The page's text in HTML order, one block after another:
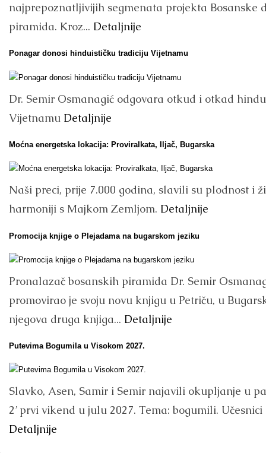
najprepoznatljivijih segmenata projekta Bosanske
piramida. Kroz... Detaljnije
Ponagar donosi hinduističku tradiciju Vijetnamu
Dr. Semir Osmanagić odgovara otkud i otkad
Vijetnamu Detaljnije
Moćna energetska lokacija: Proviralkata, Iljač, Bugarska
Naši preci, prije 7.000 godina, slavili su plodnost i
harmoniji s Majkom Zemljom. Detaljnije
Promocija knjige o Plejadama na bugarskom jeziku
Pronalazač bosanskih piramida Dr. Semir
promovirao je svoju novu knjigu u Petriču, u
njegova druga knjiga... Detaljnije
Putevima Bogumila u Visokom 2027.
Slavko, Asen, Samir i Semir najavili okupljanje u
2’ prvi vikend u julu 2027. Tema: bogumili. Učesnici
Detaljnije